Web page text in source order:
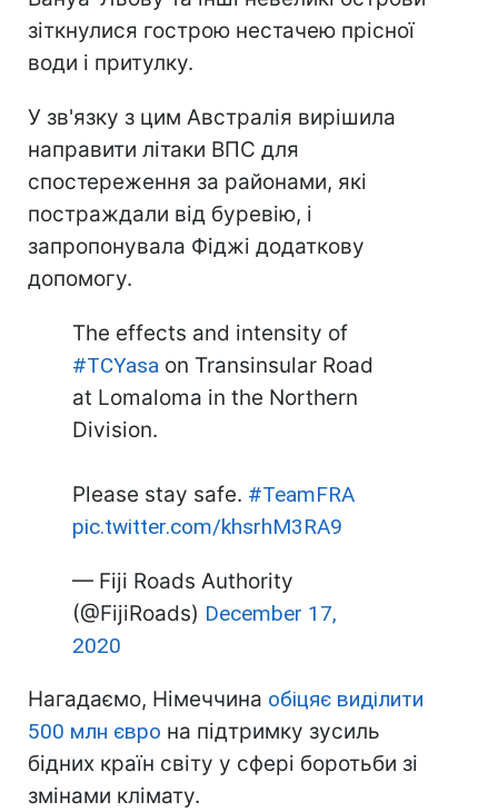
зіткнулися гострою нестачею прісної
води і притулку.
У зв'язку з цим Австралія вирішила
направити літаки ВПС для
спостереження за районами, які
постраждали від буревію, і
запропонувала Фіджі додаткову
допомогу.
The effects and intensity of
#TCYasa on Transinsular Road
at Lomaloma in the Northern
Division.
Please stay safe. #TeamFRA
pic.twitter.com/khsrhM3RA9
— Fiji Roads Authority
(@FijiRoads) December 17,
2020
Нагадаємо, Німеччина обіцяє виділити
500 млн євро на підтримку зусиль
бідних країн світу у сфері боротьби зі
змінами клімату.